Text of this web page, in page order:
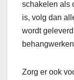
schakelen als
is, volg dan
wordt
Zorg er ook